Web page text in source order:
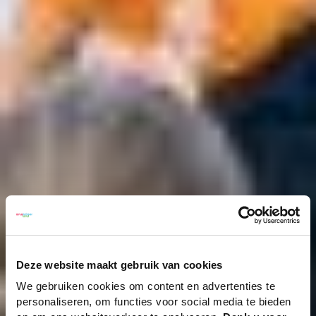
Deze website maakt gebruik van cookies
We gebruiken cookies om content en advertenties te
personaliseren, om functies voor social media te bieden